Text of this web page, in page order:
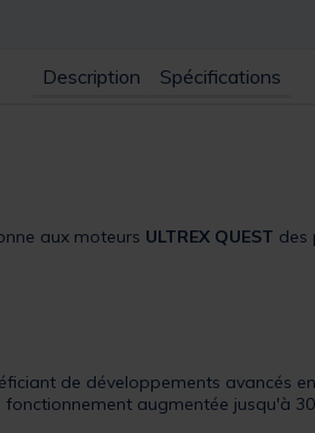
Description Spécifications
aux moteurs ULTREX QUEST des
de développements avancés
augmentée jusqu'à 30